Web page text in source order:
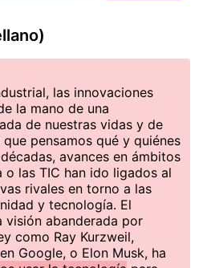
las innovaciones
la mano de una
de nuestras vidas y de
pensamos qué y quiénes
avances en ámbitos
las TIC han ido ligados al
rivales en torno a las
y tecnología. El
visión abanderada por
como Ray Kurzweil,
Google, o Elon Musk, ha